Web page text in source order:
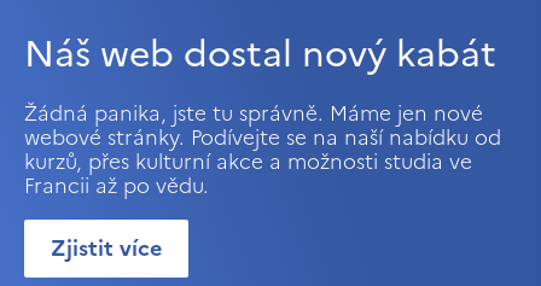
Náš web dostal nový kabát
Žádná panika, jste tu správně. Máme jen nové
webové stránky. Podívejte se na naší nabídku od
kurzů, přes kulturní akce a možnosti studia ve
Francii až po vědu.
Zjistit více